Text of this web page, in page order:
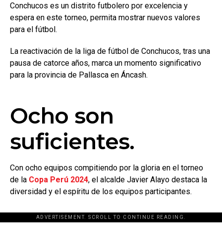
Conchucos es un distrito futbolero por excelencia y
espera en este torneo, permita mostrar nuevos valores
para el fútbol.
La reactivación de la liga de fútbol de Conchucos, tras una
pausa de catorce años, marca un momento significativo
para la provincia de Pallasca en Áncash.
Ocho son
suficientes.
Con ocho equipos compitiendo por la gloria en el torneo
de la Copa Perú 2024, el alcalde Javier Alayo destaca la
diversidad y el espíritu de los equipos participantes.
ADVERTISEMENT. SCROLL TO CONTINUE READING.